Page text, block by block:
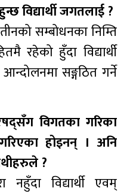
विद्यार्थी जगतलाई ?
सम्बोधनका निम्ति
रहेको हुँदा विद्यार्थी
सङ्गठित गर्ने
विगतका गरिका
होइनन् । अनि
?
विद्यार्थी एवम्